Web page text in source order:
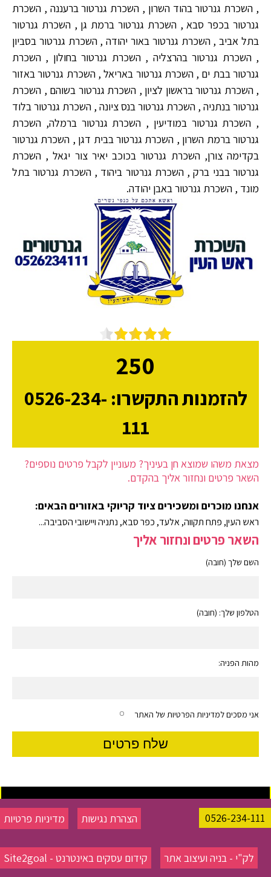
, השכרת גנרטור בהוד השרון , השכרת גנרטור ברעננה , השכרת
גנרטור בכפר סבא , השכרת גנרטור ברמת גן , השכרת גנרטור
בתל אביב , השכרת גנרטור באור יהודה , השכרת גנרטור בסביון
, השכרת גנרטור בהרצליה , השכרת גנרטור בחולון , השכרת
גנרטור בבת ים , השכרת גנרטור באריאל , השכרת גנרטור באזור
, השכרת גנרטור בראשון לציון , השכרת גנרטור בשוהם , השכרת
גנרטור בנתניה , השכרת גנרטור בנס ציונה , השכרת גנרטור בלוד
, השכרת גנרטור במודיעין , השכרת גנרטור ברמלה, השכרת
גנרטור ברמת השרון , השכרת גנרטור בבית דגן , השכרת גנרטור
בקדימה צורן, השכרת גנרטור בכוכב יאיר צור יגאל , השכרת
גנרטור בבני ברק , השכרת גנרטור ביהוד , השכרת גנרטור בתל
מונד , השכרת גנרטור באבן יהודה.
250
להזמנות התקשרו: 0526-234-
111
מצאת משהו שמוצא חן בעיניך? מעוניין לקבל פרטים נוספים?
השאר פרטים ונחזור אליך בהקדם.
אנחנו מוכרים ומשכירים ציוד קריוקי באזורים הבאים:
ראש העין, פתח תקווה, אלעד, כפר סבא, נתניה ויישובי הסביבה...
השאר פרטים ונחזור אליך
השם שלך (חובה)
הטלפון שלך: (חובה)
מהות הפניה:
אני מסכים למדיניות הפרטיות של האתר
0526-234-111 מדיניות פרטיות הצהרת נגישות
קידום עסקים באינטרנט - Site2goal לק"י - בניה ועיצוב אתר